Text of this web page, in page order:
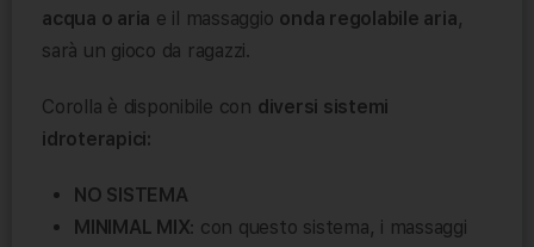
acqua o aria e il massaggio onda regolabile aria,
sarà un gioco da ragazzi.
Corolla è disponibile con diversi sistemi
idroterapici:
NO SISTEMA
MINIMAL MIX: con questo sistema, i massaggi